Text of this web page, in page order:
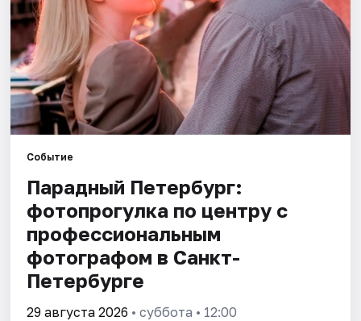
Квесты
Экскурсии
Спорт
События
Города
Площадки
Артисты
Рейтинги
Событие
Парадный Петербург:
фотопрогулка по центру с
профессиональным
фотографом в Санкт-
Петербурге
29 августа 2026 • суббота • 12:00